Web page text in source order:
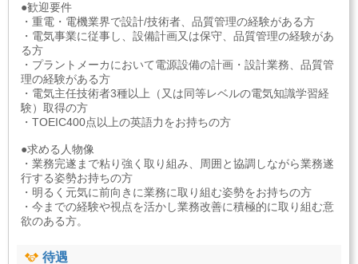
●歓迎要件
・重電・電機業界で設計/技術者、品質管理の経験がある方
・電気事業に従事し、設備計画又は保守、品質管理の経験があ
る方
・プラントメーカにおいて電源設備の計画・設計業務、品質管
理の経験がある方
・電気主任技術者3種以上（又は同等レベルの電気知識学習経
験）取得の方
・TOEIC400点以上の英語力をお持ちの方
●求める人物像
・業務完遂まで粘り強く取り組み、周囲と協調しながら業務遂
行する姿勢お持ちの方
・明るく元気に前向きに業務に取り組む姿勢をお持ちの方
・今までの経験や視点を活かし業務改善に積極的に取り組む意
欲のある方。
待遇